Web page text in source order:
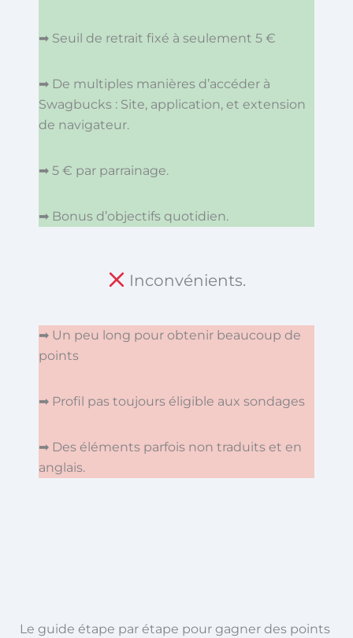
➡ Seuil de retrait fixé à seulement 5 €
➡ De multiples manières d’accéder à
Swagbucks : Site, application, et extension
de navigateur.
➡ 5 € par parrainage.
➡ Bonus d’objectifs quotidien.
Inconvénients.
➡ Un peu long pour obtenir beaucoup de
points
➡ Profil pas toujours éligible aux sondages
➡ Des éléments parfois non traduits et en
anglais.
Le guide étape par étape pour gagner des points